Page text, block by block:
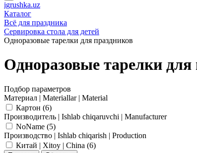
igrushka.uz
Каталог
Всё для праздника
Сервировка стола для детей
Одноразовые тарелки для праздников
Одноразовые тарелки для
Подбор параметров
Материал | Materiallar | Material
Картон (6)
Производитель | Ishlab chiqaruvchi | Manufacturer
NoName (5)
Производство | Ishlab chiqarish | Production
Китай | Xitoy | China (6)